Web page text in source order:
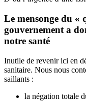
Le mensonge du «
gouvernement a
notre santé
Inutile de revenir ici en
sanitaire. Nous nous
saillants :
la négation totale